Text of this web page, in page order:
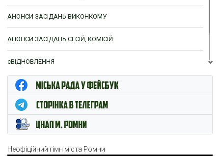
АНОНСИ ЗАСІДАНЬ ВИКОНКОМУ
АНОНСИ ЗАСІДАНЬ СЕСІЙ, КОМІСІЙ
єВІДНОВЛЕННЯ
ЦНАП м. Ромни
Неофіційний гімн міста Ромни